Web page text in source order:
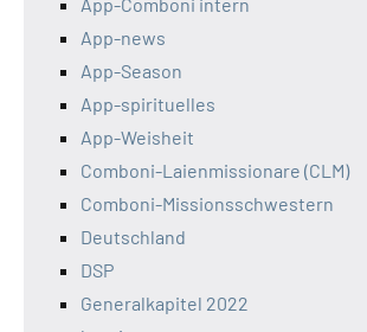
App-news
App-Season
App-spirituelles
App-Weisheit
Comboni-Laienmissionare (CLM)
Comboni-Missionsschwestern
Deutschland
DSP
Generalkapitel 2022